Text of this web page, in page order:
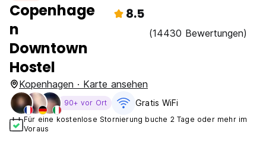
Copenhage
n
Downtown
Hostel
8.5
(14430 Bewertungen)
Kopenhagen · Karte ansehen
90+ vor Ort Gratis WiFi
Für eine kostenlose Stornierung buche 2 Tage oder mehr im
Voraus